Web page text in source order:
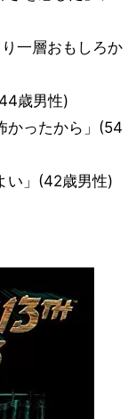
一層おもしろか
歳男性)
かったから」(54
い」(42歳男性)